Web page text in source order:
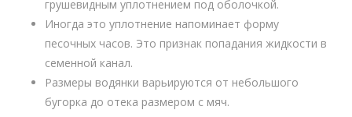
грушевидным уплотнением под оболочкой.
Иногда это уплотнение напоминает форму
песочных часов. Это признак попадания жидкости в
семенной канал.
Размеры водянки варьируются от небольшого
бугорка до отека размером с мяч.